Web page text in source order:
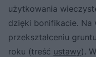
użytkowania
dzięki bonifikacie. Na
przekształceniu
roku (treść ustawy).